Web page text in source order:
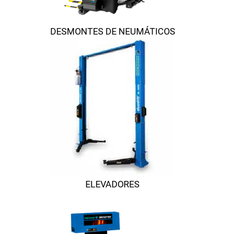
DESMONTES DE NEUMÁTICOS
ELEVADORES